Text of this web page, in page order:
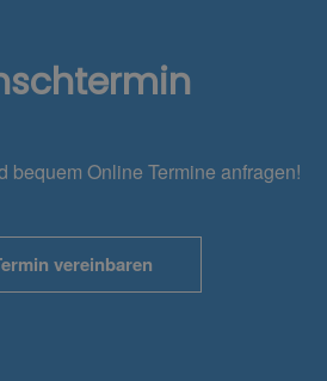
bequem Online Termine anfragen!
vereinbaren